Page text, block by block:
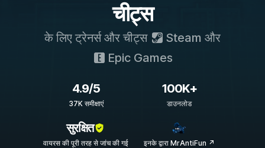
चीट्स
के लिए ट्रेनर्स और चीट्स Steam और
Epic Games
4.9/5
37K समीक्षाएं
100K+
डाउनलोड
सुरक्षित
वायरस की पूरी तरह से जांच की गई इनके द्वारा MrAntiFun ↗